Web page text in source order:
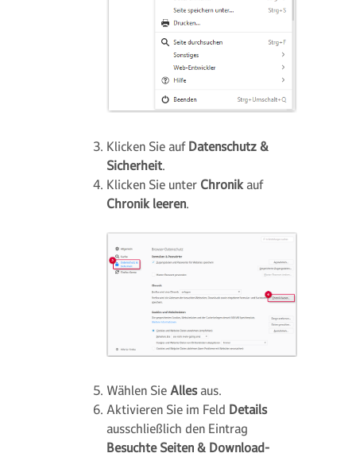
Klicken Sie auf Datenschutz &
Sicherheit.
Klicken Sie unter Chronik auf
Chronik leeren.
Wählen Sie Allesaus.
Aktivieren Sie im Feld Details
ausschließlich den Eintrag
Besuchte Seiten & Download-